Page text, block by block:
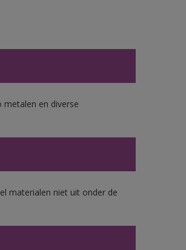
en diverse
materialen niet uit onder de